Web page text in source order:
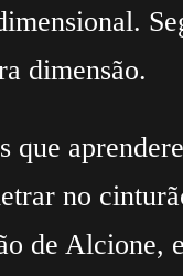
dimensão.
no
de Alcione,